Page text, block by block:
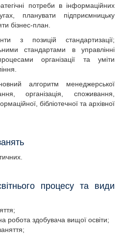
потреби в інформаційних
планувати підприємницьку
бізнес-план.
з позицій стандартизації;
стандартами в управлінні
організації та уміти
алгоритм менеджерської
організація, споживання,
бібліотечної та архівної
процесу та види
робота здобувача вищої освіти;